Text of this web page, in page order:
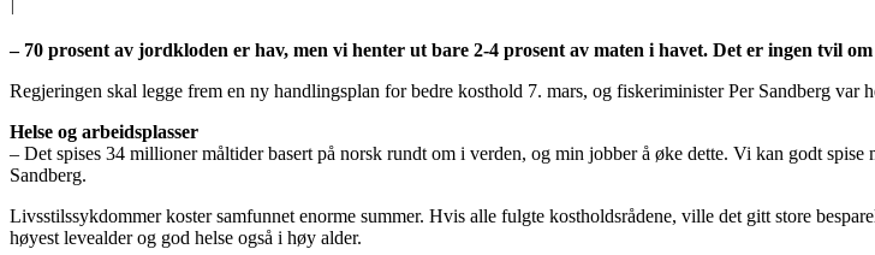
– 70 prosent av jordkloden er hav, men vi henter ut bare 2-4 prosent av maten i havet. Det er ingen tvil
Regjeringen skal legge frem en ny handlingsplan for bedre kosthold 7. mars, og fiskeriminister Per Sandberg
Helse og arbeidsplasser
– Det spises 34 millioner måltider basert på norsk rundt om i verden, og min jobber å øke dette. Vi kan godt
Sandberg.
Livsstilssykdommer koster samfunnet enorme summer. Hvis alle fulgte kostholdsrådene, ville det gitt store
høyest levealder og god helse også i høy alder.